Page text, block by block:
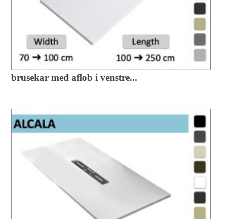
brusekar med aflob i venstre...